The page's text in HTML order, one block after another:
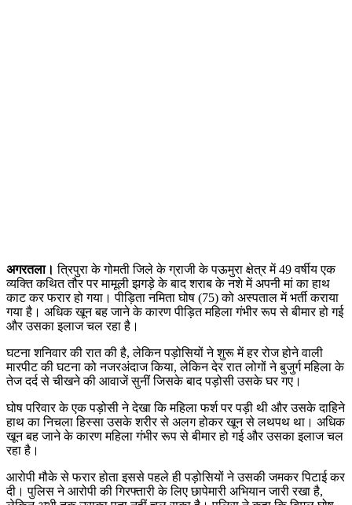
अगरतला। त्रिपुरा के गोमती जिले के ग्राजी के पऊमुरा क्षेत्र में 49 वर्षीय एक
व्यक्ति कथित तौर पर मामूली झगड़े के बाद शराब के नशे में अपनी मां का हाथ
काट कर फरार हो गया। पीड़िता नमिता घोष (75) को अस्पताल में भर्ती कराया
गया है। अधिक खून बह जाने के कारण पीड़ित महिला गंभीर रूप से बीमार हो गई
और उसका इलाज चल रहा है।
घटना शनिवार की रात की है, लेकिन पड़ोसियों ने शुरू में हर रोज होने वाली
मारपीट की घटना को नजरअंदाज किया, लेकिन देर रात लोगों ने बुजुर्ग महिला के
तेज दर्द से चीखने की आवाजें सुनीं जिसके बाद पड़ोसी उसके घर गए।
घोष परिवार के एक पड़ोसी ने देखा कि महिला फर्श पर पड़ी थी और उसके दाहिने
हाथ का निचला हिस्सा उसके शरीर से अलग होकर खून से लथपथ था। अधिक
खून बह जाने के कारण महिला गंभीर रूप से बीमार हो गई और उसका इलाज चल
रहा है।
आरोपी मौके से फरार होता इससे पहले ही पड़ोसियों ने उसकी जमकर पिटाई कर
दी। पुलिस ने आरोपी की गिरफ्तारी के लिए छापेमारी अभियान जारी रखा है,